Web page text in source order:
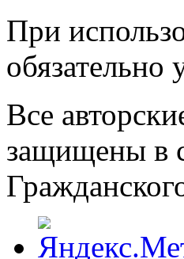
При
обязательно
Все
защищены в